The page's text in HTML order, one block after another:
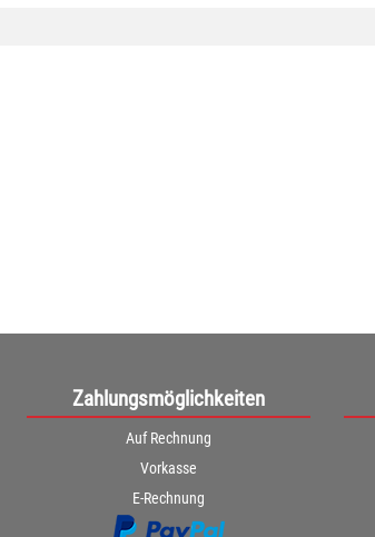
Zahlungsmöglichkeiten
Auf Rechnung
Vorkasse
E-Rechnung